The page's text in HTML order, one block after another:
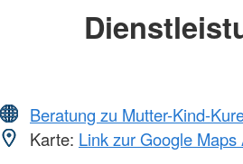
Beratung zu Mutter-Kind-
Karte: Link zur Google Maps